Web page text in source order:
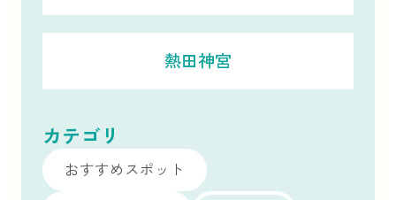
熱田神宮
カテゴリ
おすすめスポット